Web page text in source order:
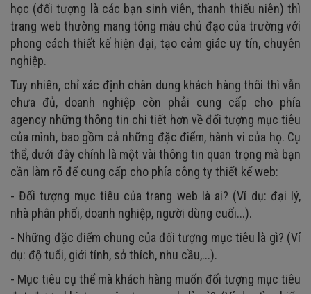
học (đối tượng là các bạn sinh viên, thanh thiếu niên) thì
trang web thường mang tông màu chủ đạo của trường với
phong cách thiết kế hiện đại, tạo cảm giác uy tín, chuyên
nghiệp.
Tuy nhiên, chỉ xác định chân dung khách hàng thôi thì vẫn
chưa đủ, doanh nghiệp còn phải cung cấp cho phía
agency những thông tin chi tiết hơn về đối tượng mục tiêu
của mình, bao gồm cả những đặc điểm, hành vi của họ. Cụ
thể, dưới đây chính là một vài thông tin quan trọng mà bạn
cần làm rõ để cung cấp cho phía công ty thiết kế web:
- Đối tượng mục tiêu của trang web là ai? (Ví dụ: đại lý,
nhà phân phối, doanh nghiệp, người dùng cuối...).
- Những đặc điểm chung của đối tượng mục tiêu là gì? (Ví
dụ: độ tuổi, giới tính, sở thích, nhu cầu,...).
- Mục tiêu cụ thể mà khách hàng muốn đối tượng mục tiêu